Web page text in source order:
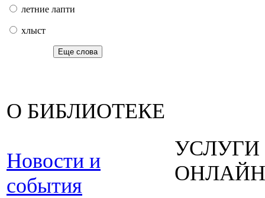
летние лапти
хлыст
Еще слова
О БИБЛИОТЕКЕ
Новости и
события
УСЛУГИ
ОНЛАЙН